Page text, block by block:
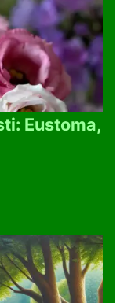
Eustoma,